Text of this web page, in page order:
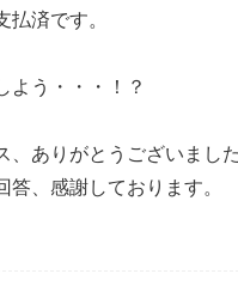
済です。
よう・・・！？
、ありがとうございました
答、感謝しております。